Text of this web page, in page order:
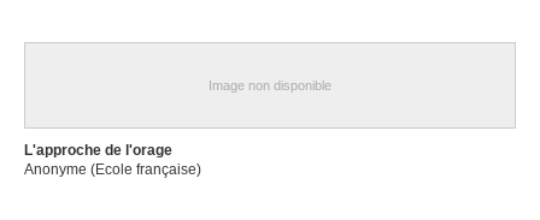
Image non disponible
L'approche de l'orage
Anonyme (Ecole française)